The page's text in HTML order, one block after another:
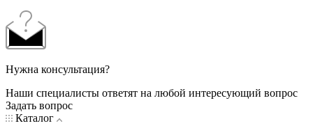
Нужна консультация?
Наши специалисты ответят на любой интересующий вопрос
Задать вопрос
Каталог